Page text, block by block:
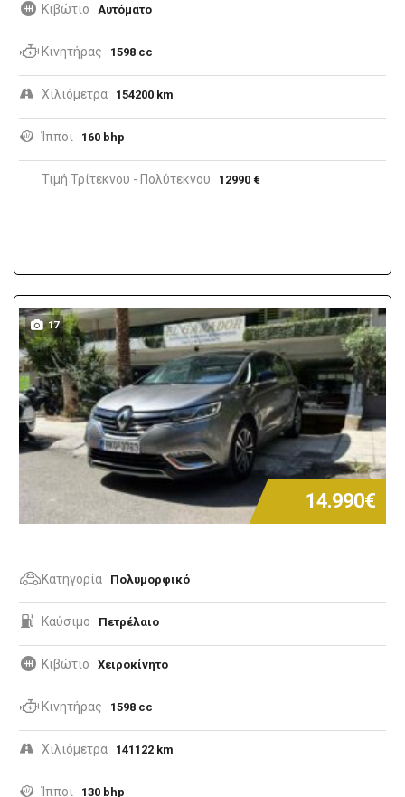
Κιβώτιο Αυτόματο
Κινητήρας 1598 cc
Χιλιόμετρα 154200 km
Ίπποι 160 bhp
Τιμή Τρίτεκνου - Πολύτεκνου 12990 €
17
14.990€
Κατηγορία Πολυμορφικό
Καύσιμο Πετρέλαιο
Κιβώτιο Χειροκίνητο
Κινητήρας 1598 cc
Χιλιόμετρα 141122 km
Ίπποι 130 bhp